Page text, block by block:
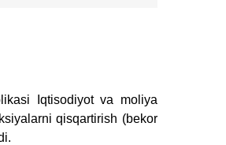
Iqtisodiyot va moliya
qisqartirish (bekor